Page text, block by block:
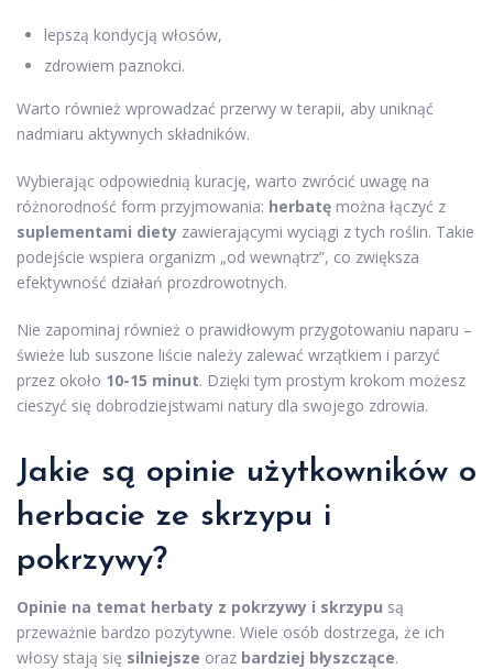
lepszą kondycją włosów,
zdrowiem paznokci.
Warto również wprowadzać przerwy w terapii, aby uniknąć
nadmiaru aktywnych składników.
Wybierając odpowiednią kurację, warto zwrócić uwagę na
różnorodność form przyjmowania: herbatę można łączyć z
suplementami diety zawierającymi wyciągi z tych roślin. Takie
podejście wspiera organizm „od wewnątrz”, co zwiększa
efektywność działań prozdrowotnych.
Nie zapominaj również o prawidłowym przygotowaniu naparu –
świeże lub suszone liście należy zalewać wrzątkiem i parzyć
przez około 10-15 minut. Dzięki tym prostym krokom możesz
cieszyć się dobrodziejstwami natury dla swojego zdrowia.
Jakie są opinie użytkowników o
herbacie ze skrzypu i
pokrzywy?
Opinie na temat herbaty z pokrzywy i skrzypu są
przeważnie bardzo pozytywne. Wiele osób dostrzega, że ich
włosy stają się silniejsze oraz bardziej błyszczące.